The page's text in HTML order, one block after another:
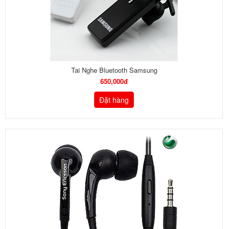
Tai Nghe Bluetooth Samsung
650,000đ
Đặt hàng